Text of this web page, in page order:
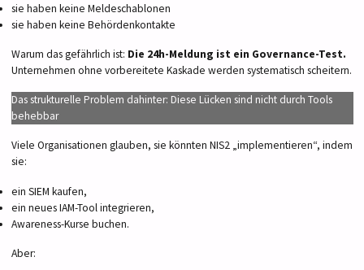
sie haben keine Meldeschablonen
sie haben keine Behördenkontakte
Warum das gefährlich ist: Die 24h-Meldung ist ein Governance-Test.
Unternehmen ohne vorbereitete Kaskade werden systematisch scheitern.
Das strukturelle Problem dahinter: Diese Lücken sind nicht durch Tools
behebbar
Viele Organisationen glauben, sie könnten NIS2 „implementieren“, indem
sie:
ein SIEM kaufen,
ein neues IAM-Tool integrieren,
Awareness-Kurse buchen.
Aber: